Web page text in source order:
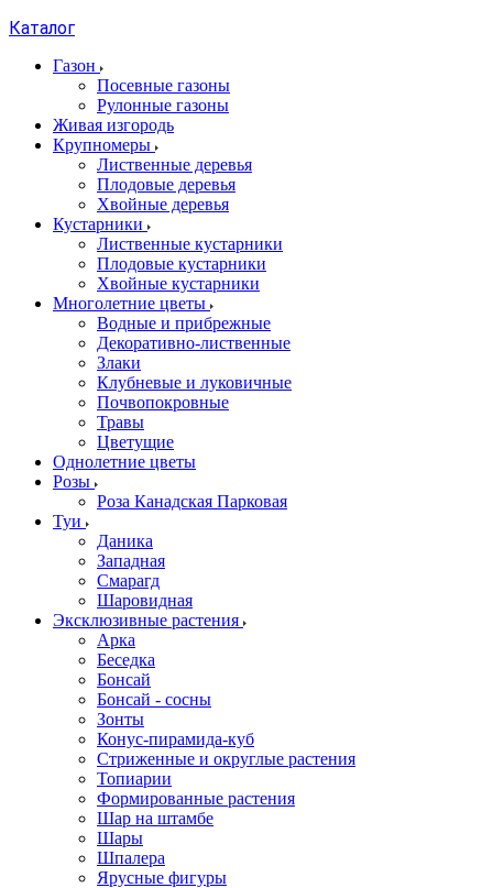
Каталог
Газон
Посевные газоны
Рулонные газоны
Живая изгородь
Крупномеры
Лиственные деревья
Плодовые деревья
Хвойные деревья
Кустарники
Лиственные кустарники
Плодовые кустарники
Хвойные кустарники
Многолетние цветы
Водные и прибрежные
Декоративно-лиственные
Злаки
Клубневые и луковичные
Почвопокровные
Травы
Цветущие
Однолетние цветы
Розы
Роза Канадская Парковая
Туи
Даника
Западная
Смарагд
Шаровидная
Эксклюзивные растения
Арка
Беседка
Бонсай
Бонсай - сосны
Зонты
Конус-пирамида-куб
Стриженные и округлые растения
Топиарии
Формированные растения
Шар на штамбе
Шары
Шпалера
Ярусные фигуры